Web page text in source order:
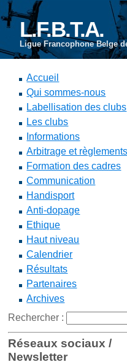
L.F.B.T.A.
Ligue Francophone Belge
Accueil
Qui sommes-nous
Labellisation des clubs
Les clubs
Informations
Arbitrage et règlements
Formation des cadres
Communication
Handisport
Anti-dopage
Ethique
Haut niveau
Calendrier
Résultats
Partenaires
Archives
Rechercher :
Réseaux sociaux /
Newsletter